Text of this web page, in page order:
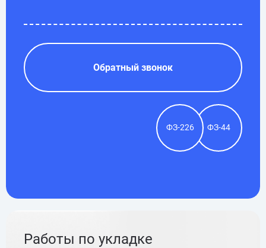
Обратный звонок
ФЗ-226 ФЗ-44
Работы по укладке